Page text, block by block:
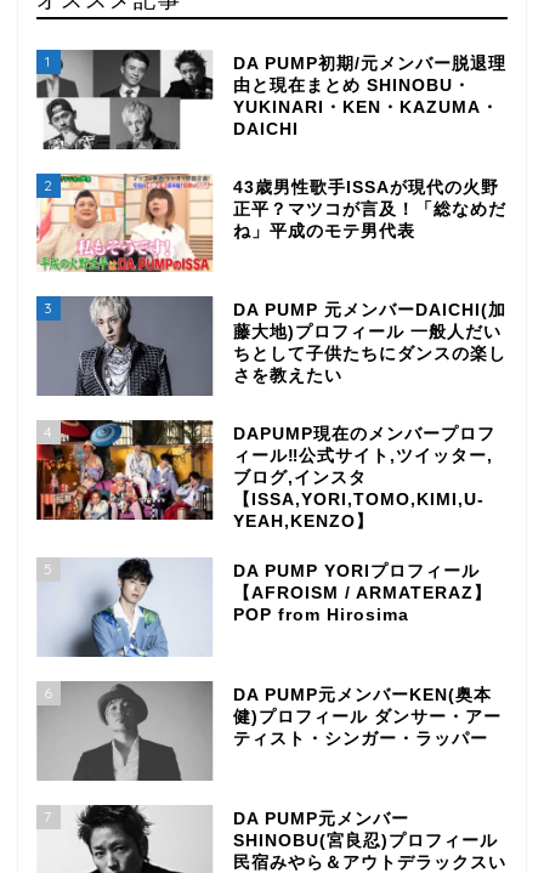
1
DA PUMP初期/元メンバー脱退理
由と現在まとめ SHINOBU・
YUKINARI・KEN・KAZUMA・
DAICHI
2
43歳男性歌手ISSAが現代の火野
正平？マツコが言及！「総なめだ
ね」平成のモテ男代表
3
DA PUMP 元メンバーDAICHI(加
藤大地)プロフィール 一般人だい
ちとして子供たちにダンスの楽し
さを教えたい
4
DAPUMP現在のメンバープロフ
ィール‼公式サイト,ツイッター,
ブログ,インスタ
【ISSA,YORI,TOMO,KIMI,U-
YEAH,KENZO】
5
DA PUMP YORIプロフィール
【AFROISM / ARMATERAZ】
POP from Hirosima
6
DA PUMP元メンバーKEN(奥本
健)プロフィール ダンサー・アー
ティスト・シンガー・ラッパー
7
DA PUMP元メンバー
SHINOBU(宮良忍)プロフィール
民宿みやら＆アウトデラックスい